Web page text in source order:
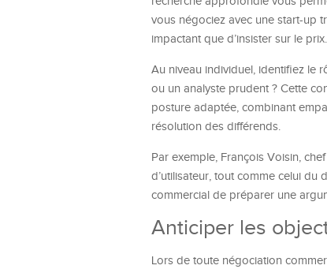
vous négociez avec une start-up
impactant que d’insister sur le prix.
Au niveau individuel, identifiez le
ou un analyste prudent ? Cette
posture adaptée, combinant
résolution des différends.
Par exemple, François Voisin,
d’utilisateur, tout comme celui du
commercial de préparer une
Anticiper les
Lors de toute négociation